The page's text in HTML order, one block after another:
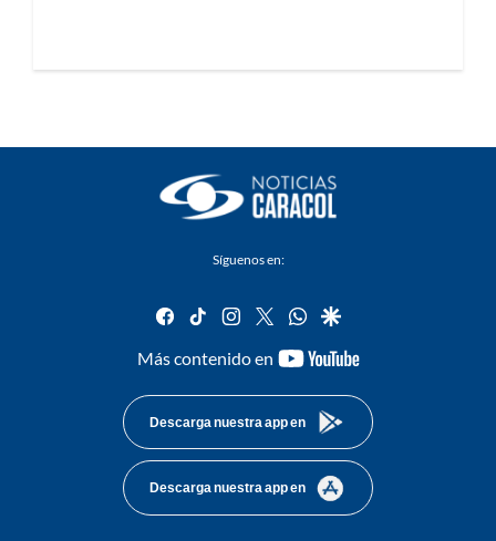
Síguenos en:
facebook
tiktok instagram
twitterwhatsapp
google
Más contenido en
youtube-
Descarga nuestra app en
Descarga nuestra app en